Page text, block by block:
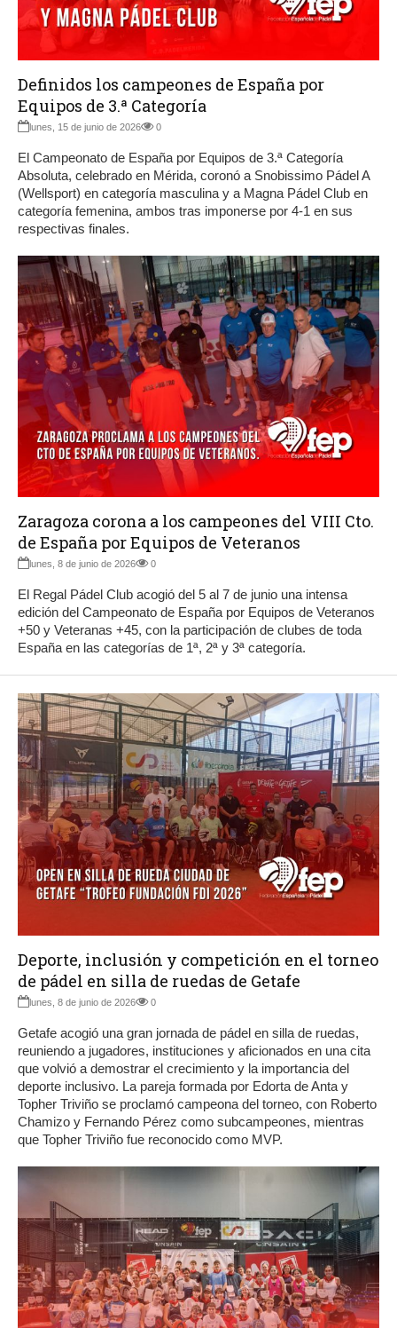
Definidos los campeones de España por
Equipos de 3.ª Categoría
lunes, 15 de junio de 2026 0
El Campeonato de España por Equipos de 3.ª Categoría
Absoluta, celebrado en Mérida, coronó a Snobissimo Pádel A
(Wellsport) en categoría masculina y a Magna Pádel Club en
categoría femenina, ambos tras imponerse por 4-1 en sus
respectivas finales.
Zaragoza corona a los campeones del VIII Cto.
de España por Equipos de Veteranos
lunes, 8 de junio de 2026 0
El Regal Pádel Club acogió del 5 al 7 de junio una intensa
edición del Campeonato de España por Equipos de Veteranos
+50 y Veteranas +45, con la participación de clubes de toda
España en las categorías de 1ª, 2ª y 3ª categoría.
Deporte, inclusión y competición en el torneo
de pádel en silla de ruedas de Getafe
lunes, 8 de junio de 2026 0
Getafe acogió una gran jornada de pádel en silla de ruedas,
reuniendo a jugadores, instituciones y aficionados en una cita
que volvió a demostrar el crecimiento y la importancia del
deporte inclusivo. La pareja formada por Edorta de Anta y
Topher Triviño se proclamó campeona del torneo, con Roberto
Chamizo y Fernando Pérez como subcampeones, mientras
que Topher Triviño fue reconocido como MVP.